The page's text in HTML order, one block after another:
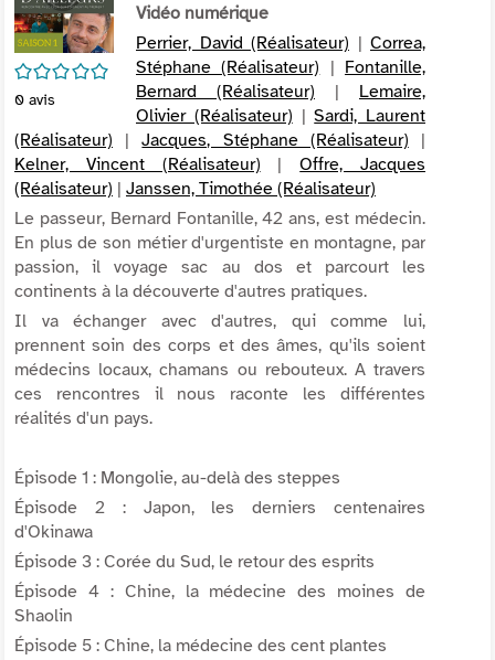
/5
0 avis
Vidéo numérique
Perrier, David (Réalisateur) | Correa,
Stéphane (Réalisateur) | Fontanille,
Bernard (Réalisateur) | Lemaire,
Olivier (Réalisateur) |Sardi, Laurent
(Réalisateur) |Jacques, Stéphane (Réalisateur) |
Kelner, Vincent (Réalisateur) |Offre, Jacques
(Réalisateur) | Janssen, Timothée (Réalisateur)
Le passeur, Bernard Fontanille, 42 ans, est médecin.
En plus de son métier d'urgentiste en montagne, par
passion, il voyage sac au dos et parcourt les
continents à la découverte d'autres pratiques.
Il va échanger avec d'autres, qui comme lui,
prennent soin des corps et des âmes, qu'ils soient
médecins locaux, chamans ou rebouteux. A travers
ces rencontres il nous raconte les différentes
réalités d'un pays.
Épisode 1 : Mongolie, au-delà des steppes
Épisode 2 : Japon, les derniers centenaires
d'Okinawa
Épisode 3 : Corée du Sud, le retour des esprits
Épisode 4 : Chine, la médecine des moines de
Shaolin
Épisode 5 : Chine, la médecine des cent plantes